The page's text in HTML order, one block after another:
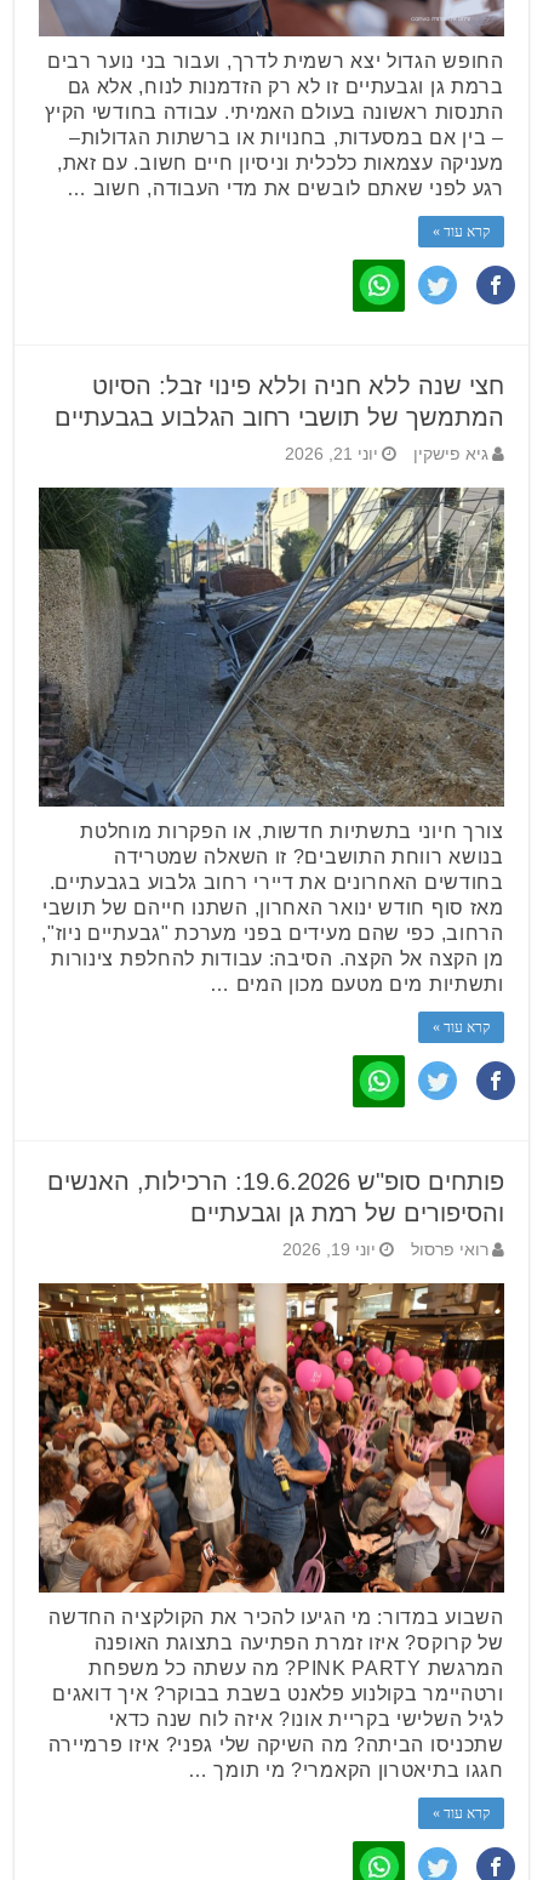
החופש הגדול יצא רשמית לדרך, ועבור בני נוער רבים
ברמת גן וגבעתיים זו לא רק הזדמנות לנוח, אלא גם
התנסות ראשונה בעולם האמיתי. עבודה בחודשי הקיץ
– בין אם במסעדות, בחנויות או ברשתות הגדולות–
מעניקה עצמאות כלכלית וניסיון חיים חשוב. עם זאת,
רגע לפני שאתם לובשים את מדי העבודה, חשוב …
קרא עוד »
חצי שנה ללא חניה וללא פינוי זבל: הסיוט
המתמשך של תושבי רחוב הגלבוע בגבעתיים
גיא פישקין יוני 21, 2026
צורך חיוני בתשתיות חדשות, או הפקרות מוחלטת
בנושא רווחת התושבים? זו השאלה שמטרידה
בחודשים האחרונים את דיירי רחוב גלבוע בגבעתיים.
מאז סוף חודש ינואר האחרון, השתנו חייהם של תושבי
הרחוב, כפי שהם מעידים בפני מערכת "גבעתיים ניוז",
מן הקצה אל הקצה. הסיבה: עבודות להחלפת צינורות
ותשתיות מים מטעם מכון המים …
קרא עוד »
פותחים סופ"ש 19.6.2026: הרכילות, האנשים
והסיפורים של רמת גן וגבעתיים
רואי פרסול יוני 19, 2026
השבוע במדור: מי הגיעו להכיר את הקולקציה החדשה
של קרוקס? איזו זמרת הפתיעה בתצוגת האופנה
המרגשת PINK PARTY? מה עשתה כל משפחת
ורטהיימר בקולנוע פלאנט בשבת בבוקר? איך דואגים
לגיל השלישי בקריית אונו? איזה לוח שנה כדאי
שתכניסו הביתה? מה השיקה שלי גפני? איזו פרמיירה
חגגו בתיאטרון הקאמרי? מי תומך …
קרא עוד »